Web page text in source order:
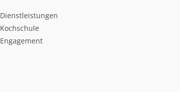
Dienstleistungen
Kochschule
Engagement